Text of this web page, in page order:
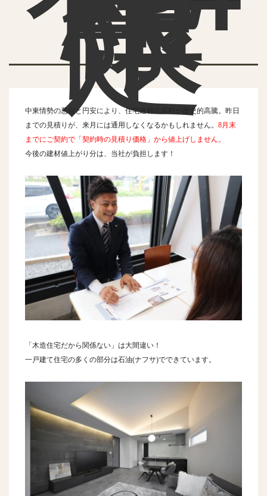
定
中東情勢の悪化と円安により、住宅建材の原料が歴史的高騰。昨日
までの見積りが、来月には通用しなくなるかもしれません。 8月末
までにご契約で「契約時の見積り価格」から値上げしません。
今後の建材値上がり分は、当社が負担します！
「木造住宅だから関係ない」は大間違い！
一戸建て住宅の多くの部分は石油(ナフサ)でできています。